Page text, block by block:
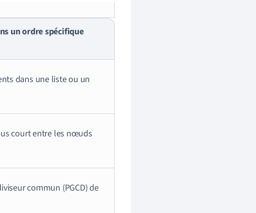
un ordre spécifique
dans une liste ou un
court entre les nœuds
commun (PGCD) de